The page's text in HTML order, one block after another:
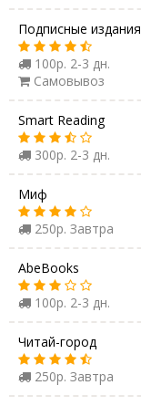
Подписные издания
100р. 2-3 дн.
Самовывоз
Smart Reading
300р. 2-3 дн.
Миф
250р. Завтра
AbeBooks
100р. 2-3 дн.
Читай-город
250р. Завтра